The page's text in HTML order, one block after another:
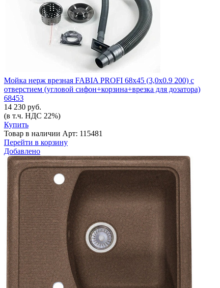
Мойка нерж врезная FABIA PROFI 68х45 (3,0х0.9 200) с
отверстием (угловой сифон+корзина+врезка для дозатора)
68453
14 230 руб.
(в т.ч. НДС 22%)
Купить
Товар в наличии Арт: 115481
Перейти в корзину
Добавлено